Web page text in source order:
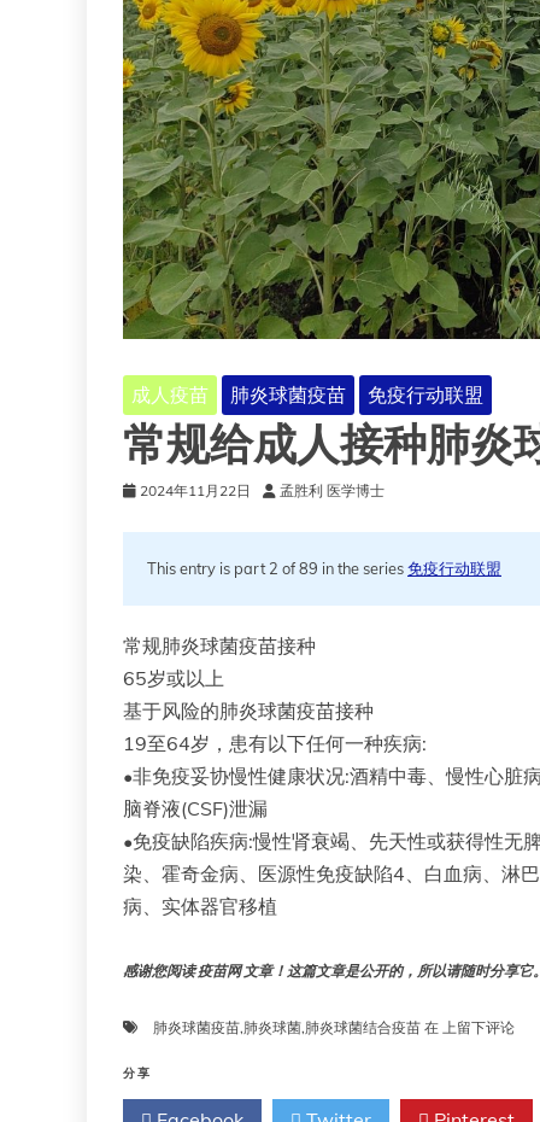
成人疫苗 肺炎球菌疫苗 免疫行动联盟
常规给成人接种肺炎
2024年11月22日 孟胜利 医学博士
This entry is part 2 of 89 in the series免疫行动联盟
常规肺炎球菌疫苗接种
65岁或以上
基于风险的肺炎球菌疫苗接种
19至64岁，患有以下任何一种疾病:
•非免疫妥协慢性健康状况:酒精中毒、慢性心脏
脑脊液(CSF)泄漏
•免疫缺陷疾病:慢性肾衰竭、先天性或获得性无
染、霍奇金病、医源性免疫缺陷4、白血病、淋
病、实体器官移植
感谢您阅读 疫苗网 文章！这篇文章是公开的，所以请随时分享
肺炎球菌疫苗,肺炎球菌,肺炎球菌结合疫苗 在 常
成
上留下评论
分享